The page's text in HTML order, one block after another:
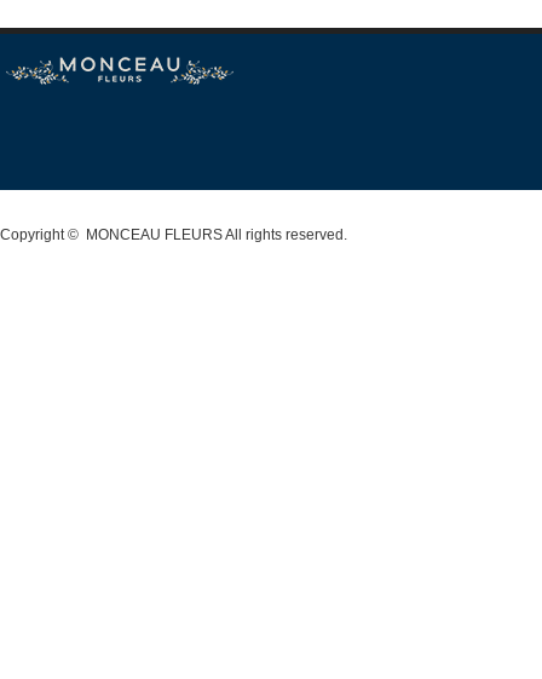
Copyright © MONCEAU FLEURSAll rights reserved.